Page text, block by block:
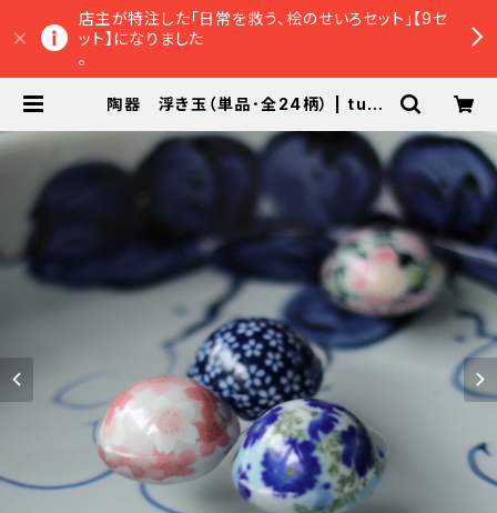
店主が特注した「日常を救う、桧のせいろセット」【9セ
ット】になりました
。
陶器 浮き玉（単品･全24柄） | tuna